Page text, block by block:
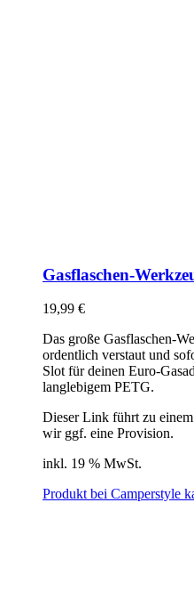
Gasflaschen-
19,99 €
Das große Gasflaschen-
ordentlich verstaut und
Slot für deinen Euro-
langlebigem PETG.
Dieser Link führt zu
wir ggf. eine Provision.
inkl. 19 % MwSt.
Produkt bei Camperstyle